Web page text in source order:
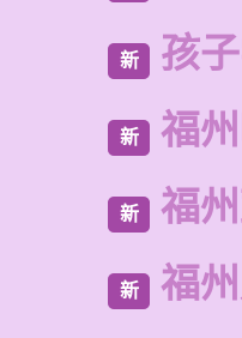
新 孩
新 福
新 福
新 福